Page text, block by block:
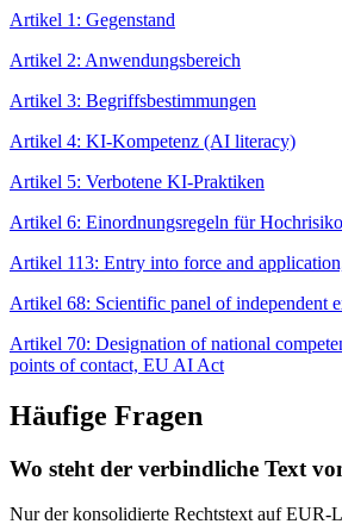
Artikel 1: Gegenstand
Artikel 2: Anwendungsbereich
Artikel 3: Begriffsbestimmungen
Artikel 4: KI-Kompetenz (AI literacy)
Artikel 5: Verbotene KI-Praktiken
Artikel 6: Einordnungsregeln für
Artikel 113: Entry into force and
Artikel 68: Scientific panel of independent
Artikel 70: Designation of national
points of contact, EU AI Act
Häufige Fragen
Wo steht der verbindliche Text
Nur der konsolidierte Rechtstext auf EUR-